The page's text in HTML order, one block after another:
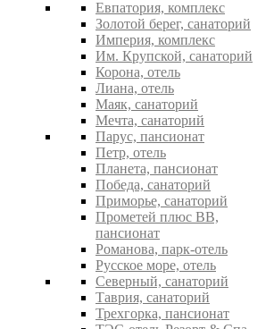
Евпатория, комплекс
Золотой берег, санаторий
Империя, комплекс
Им. Крупской, санаторий
Корона, отель
Лиана, отель
Маяк, санаторий
Мечта, санаторий
Парус, пансионат
Петр, отель
Планета, пансионат
Победа, санаторий
Приморье, санаторий
Прометей плюс ВВ,
пансионат
Романова, парк-отель
Русское море, отель
Северный, санаторий
Таврия, санаторий
Трехгорка, пансионат